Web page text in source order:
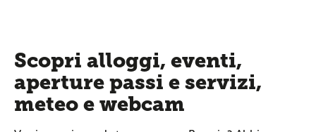
Scopri alloggi, eventi,
aperture passi e servizi,
meteo e webcam